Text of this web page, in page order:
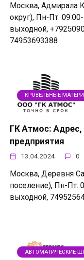
Москва, Адмирала
округ), Пн-Пт:
выходной,
74953693388
КРОВЕЛЬНЫЕ
ГК Атмос:
предприятия
13.04.2024 0
Москва, Деревня
поселение), Пн-Пт:
выходной,
АВТОМАТИЧЕСКИЕ